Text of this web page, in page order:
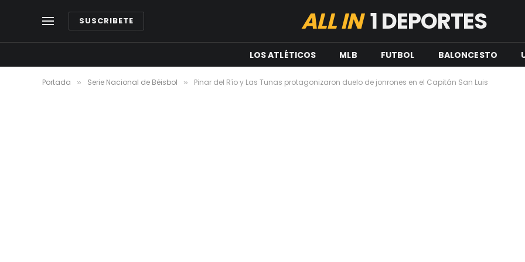
SUSCRIBETE ALL IN1 DEPORTES
LOS ATLÉTICOS MLB FUTBOL BALONCESTO
Portada » Serie Nacional de Béisbol » Pinar del Río y Las Tunas protagonizaron duelo de jonrones en el Capitán San Luis